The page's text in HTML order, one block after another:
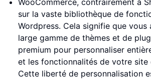
WooCommerce, contrairement à
sur la vaste bibliothèque de
Wordpress. Cela signifie que vous
large gamme de thèmes et de
premium pour personnaliser
et les fonctionnalités de votre site
Cette liberté de personnalisation